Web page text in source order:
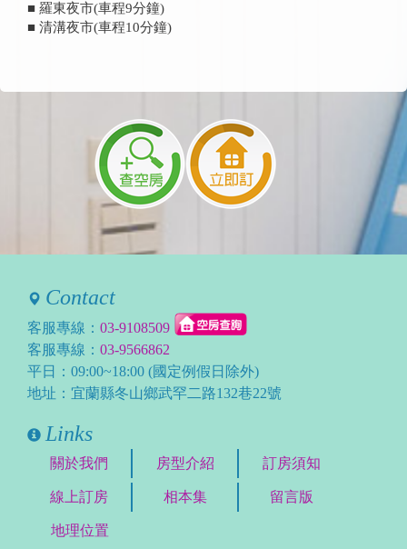
■ 羅東夜市(車程9分鐘)
■ 清溝夜市(車程10分鐘)
Contact
客服專線： 03-9108509
客服專線： 03-9566862
平日：09:00~18:00 (國定例假日除外)
地址：宜蘭縣冬山鄉武罕二路132巷22號
Links
關於我們 房型介紹 訂房須知
線上訂房 相本集 留言版
地理位置